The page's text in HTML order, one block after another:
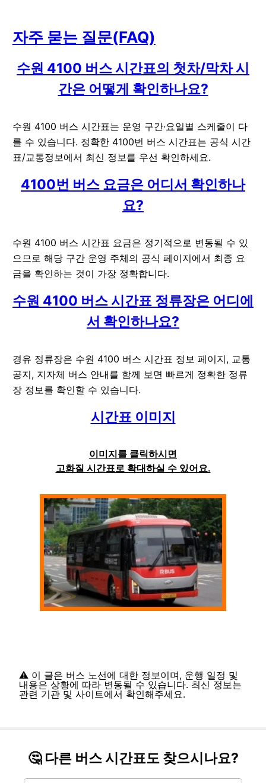
자주 묻는 질문(FAQ)
수원 4100 버스 시간표의 첫차/막차 시
간은 어떻게 확인하나요?
수원 4100 버스 시간표는 운영 구간·요일별 스케줄이 다
를 수 있습니다. 정확한 4100번 버스 시간표는 공식 시간
표/교통정보에서 최신 정보를 우선 확인하세요.
4100번 버스 요금은 어디서 확인하나
요?
수원 4100 버스 시간표 요금은 정기적으로 변동될 수 있
으므로 해당 구간 운영 주체의 공식 페이지에서 최종 요
금을 확인하는 것이 가장 정확합니다.
수원 4100 버스 시간표 정류장은 어디에
서 확인하나요?
경유 정류장은 수원 4100 버스 시간표 정보 페이지, 교통
공지, 지자체 버스 안내를 함께 보면 빠르게 정확한 정류
장 정보를 확인할 수 있습니다.
시간표 이미지
이미지를 클릭하시면
고화질 시간표로 확대하실 수 있어요.
⚠️ 이 글은 버스 노선에 대한 정보이며, 운행 일정 및
내용은 상황에 따라 변동될 수 있습니다. 최신 정보는
관련 기관 및 사이트에서 확인해주세요.
🤔 다른 버스 시간표도 찾으시나요?